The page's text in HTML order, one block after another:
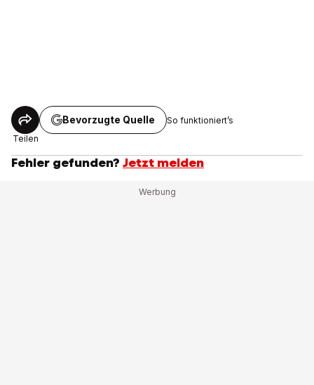
Teilen
Bevorzugte Quelle So funktioniert’s
Fehler gefunden? Jetzt melden